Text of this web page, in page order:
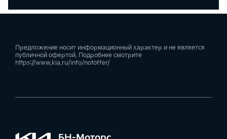
Предложение носит информационный характер и не является
публичной офертой. Подробнее смотрите
https://www.kia.ru/info/notoffer/